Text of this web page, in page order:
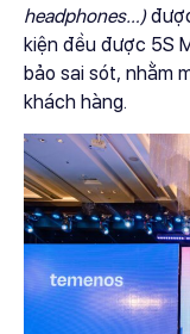
headphones…)
kiện đều được 5S
bảo sai sót, nhằm
khách hàng.